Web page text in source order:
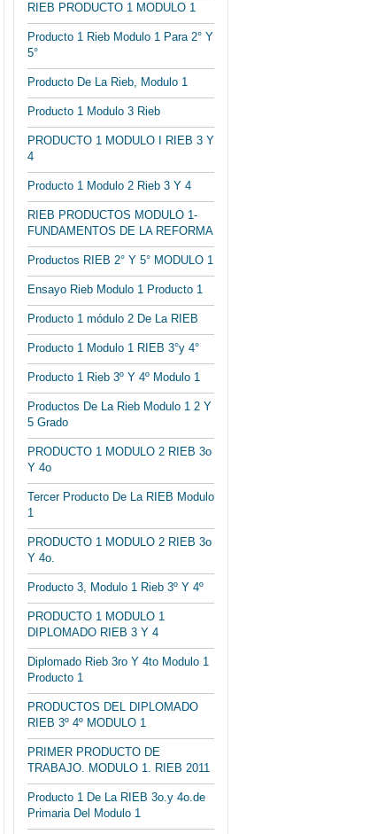
RIEB PRODUCTO 1 MODULO 1
Producto 1 Rieb Modulo 1 Para 2° Y
5°
Producto De La Rieb, Modulo 1
Producto 1 Modulo 3 Rieb
PRODUCTO 1 MODULO I RIEB 3 Y
4
Producto 1 Modulo 2 Rieb 3 Y 4
RIEB PRODUCTOS MODULO 1-
FUNDAMENTOS DE LA REFORMA
Productos RIEB 2° Y 5° MODULO 1
Ensayo Rieb Modulo 1 Producto 1
Producto 1 módulo 2 De La RIEB
Producto 1 Modulo 1 RIEB 3°y 4°
Producto 1 Rieb 3º Y 4º Modulo 1
Productos De La Rieb Modulo 1 2 Y
5 Grado
PRODUCTO 1 MODULO 2 RIEB 3o
Y 4o
Tercer Producto De La RIEB Modulo
1
PRODUCTO 1 MODULO 2 RIEB 3o
Y 4o.
Producto 3, Modulo 1 Rieb 3º Y 4º
PRODUCTO 1 MODULO 1
DIPLOMADO RIEB 3 Y 4
Diplomado Rieb 3ro Y 4to Modulo 1
Producto 1
PRODUCTOS DEL DIPLOMADO
RIEB 3º 4º MODULO 1
PRIMER PRODUCTO DE
TRABAJO. MODULO 1. RIEB 2011
Producto 1 De La RIEB 3o.y 4o.de
Primaria Del Modulo 1